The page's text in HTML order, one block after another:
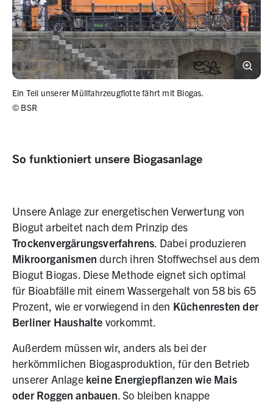
Ein Teil unserer Müllfahrzeugflotte fährt mit Biogas.
© BSR
So funktioniert unsere Biogasanlage
Unsere Anlage zur energetischen Verwertung von
Biogut arbeitet nach dem Prinzip des
Trockenvergärungsverfahrens. Dabei produzieren
Mikroorganismendurch ihren Stoffwechsel aus dem
Biogut Biogas. Diese Methode eignet sich optimal
für Bioabfälle mit einem Wassergehalt von 58 bis 65
Prozent, wie er vorwiegend in den Küchenresten der
Berliner Haushalte vorkommt.
Außerdem müssen wir, anders als bei der
herkömmlichen Biogasproduktion, für den Betrieb
unserer Anlage keine Energiepflanzen wie Mais
oder Roggen anbauen. So bleiben knappe